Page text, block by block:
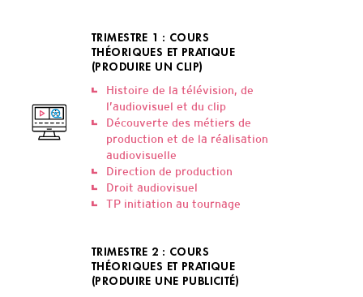
TRIMESTRE 1 : COURS
THÉORIQUES ET PRATIQUE
(PRODUIRE UN CLIP)
Histoire de la télévision, de
l’audiovisuel et du clip
Découverte des métiers de
production et de la réalisation
audiovisuelle
Direction de production
Droit audiovisuel
TP initiation au tournage
TRIMESTRE 2 : COURS
THÉORIQUES ET PRATIQUE
(PRODUIRE UNE PUBLICITÉ)